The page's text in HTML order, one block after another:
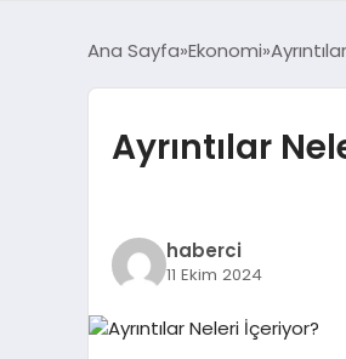
Ana Sayfa Ekonomi
Ayrıntılar
haberci
11 Ekim 2024